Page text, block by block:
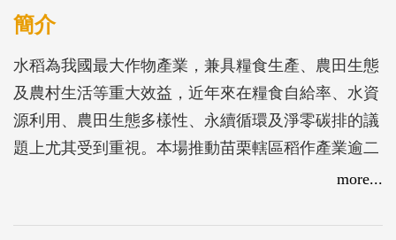
簡介
水稻為我國最大作物產業，兼具糧食生產、農田生態
及農村生活等重大效益，近年來在糧食自給率、水資
源利用、農田生態多樣性、永續循環及淨零碳排的議
題上尤其受到重視。本場推動苗栗轄區稻作產業逾二
十餘年，時值研究人員業務銜接之際，特別出版
相關稻作生產管理，稻田生態、水稻藝術及食農教育
more...